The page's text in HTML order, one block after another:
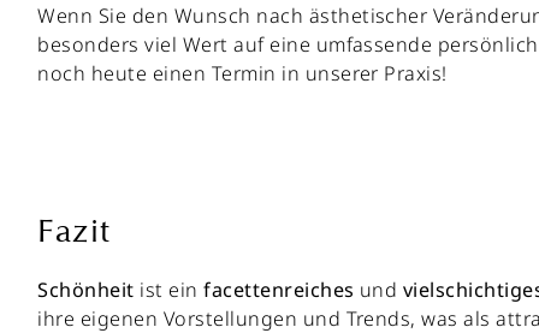
Wenn Sie den Wunsch nach ästhetischer
besonders viel Wert auf eine umfassende
noch heute einen Termin in unserer Praxis!
Fazit
Schönheit ist einfacettenreiches und
ihre eigenen Vorstellungen und Trends, was als